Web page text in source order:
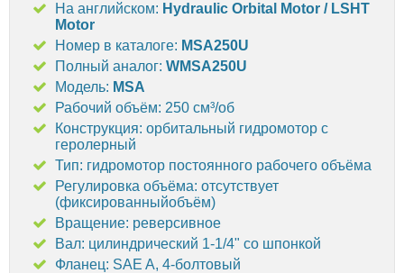
На английском: Hydraulic Orbital Motor / LSHT
Motor
Номер в каталоге: MSA250U
Полный аналог: WMSA250U
Модель: MSA
Рабочий объём: 250 см³/об
Конструкция: орбитальный гидромотор с
геролерный
Тип: гидромотор постоянного рабочего объёма
Регулировка объёма: отсутствует
(фиксированныйобъём)
Вращение: реверсивное
Вал: цилиндрический 1-1/4" со шпонкой
Фланец: SAE A, 4-болтовый